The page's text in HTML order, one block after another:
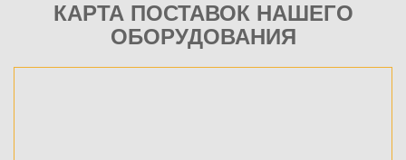
КАРТА ПОСТАВОК НАШЕГО
ОБОРУДОВАНИЯ